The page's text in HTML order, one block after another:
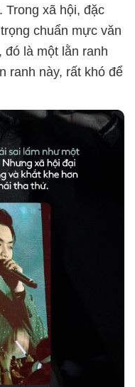
Trong xã hội, đặc
chuẩn mực văn
là một lằn ranh
ranh này, rất khó để